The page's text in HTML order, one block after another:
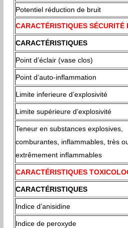
Potentiel réduction de bruit
CARACTÉRISTIQUES SÉCURITÉ
CARACTÉRISTIQUES
Point d’éclair (vase clos)
Point d’auto-inflammation
Limite inferieure d’explosivité
Limite supérieure d’explosivité
Teneur en substances explosives,
comburantes, inflammables, très
extrêmement inflammables
CARACTÉRISTIQUES
CARACTÉRISTIQUES
Indice d’anisidine
Indice de peroxyde